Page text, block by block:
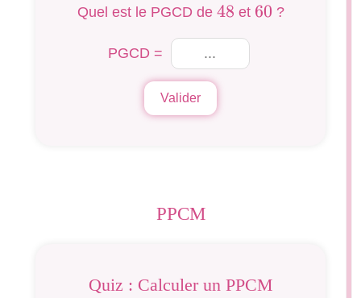
Quel est le PGCD de 48
48 et 60
60 ?
PGCD =
Valider
PPCM
Quiz : Calculer un PPCM